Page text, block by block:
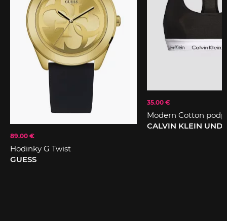
89.00 €
Hodinky G Twist
GUESS
35.00 €
Modern Cotton
CALVIN KLEIN